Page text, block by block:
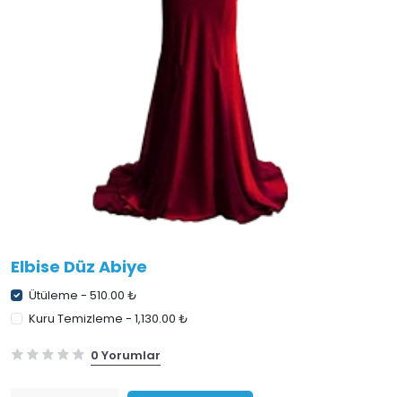
Elbise Düz Abiye
Ütüleme - 510.00 ₺
Kuru Temizleme - 1,130.00 ₺
0 Yorumlar